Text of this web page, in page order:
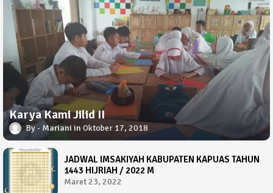
Karya Kami Jilid II
Mariani Oktober 17, 2018
JADWAL IMSAKIYAH KABUPATEN KAPUAS TAHUN
1443 HIJRIAH / 2022 M
Maret 23, 2022